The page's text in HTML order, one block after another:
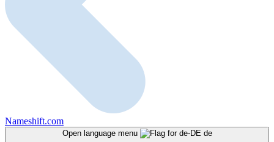
Nameshift.com
Open language menu de